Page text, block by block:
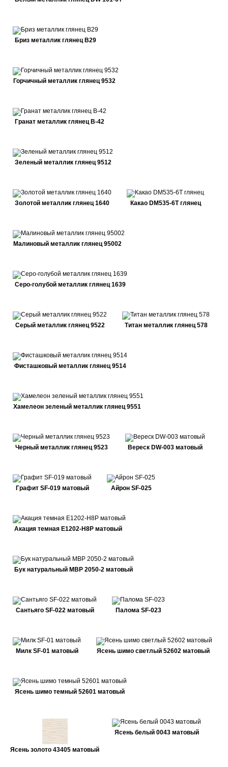
Бриз металлик глянец В29
Горчичный металлик глянец 9532
Гранат металлик глянец В-42
Зеленый металлик глянец 9512
Золотой металлик глянец 1640 Какао DM535-6Т глянец
Малиновый металлик глянец 95002
Серо-голубой металлик глянец 1639
Серый металлик глянец 9522 Титан металлик глянец 578
Фисташковый металлик глянец 9514
Хамелеон зеленый металлик глянец 9551
Черный металлик глянец 9523 Вереск DW-003 матовый
Графит SF-019 матовый Айрон SF-025
Акация темная E1202-H8P матовый
Бук натуральный MBP 2050-2 матовый
Сантьяго SF-022 матовый Палома SF-023
Милк SF-01 матовый Ясень шимо светлый 52602 матовый
Ясень шимо темный 52601 матовый
Ясень золото 43405 матовый
Ясень белый 0043 матовый